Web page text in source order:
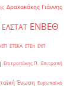
Δρακακάκης Γιάννης
ΕΛΣΤΑΤ ΕΝΒΕΘ
ΕΤΕΚΑ ΕΤΕπ ΕΥΠ
Επιτροπάκης Π. Επιτροπή
Ένωση Ευρωπαϊκό